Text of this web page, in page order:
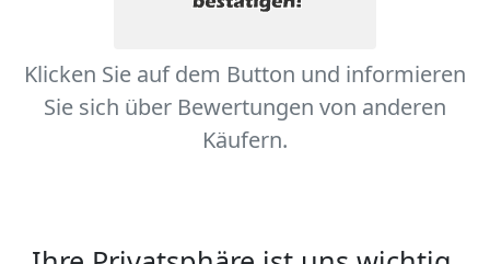
Klicken Sie auf dem Button und informieren
Sie sich über Bewertungen von anderen
Käufern.